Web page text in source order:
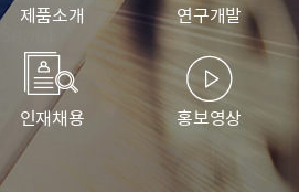
제품소개 연구개발
인재채용 홍보영상